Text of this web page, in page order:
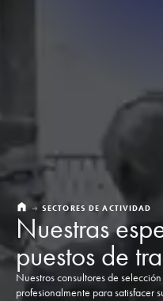
SECTORES DE ACTIVIDAD
Nuestras
puestos de
Nuestros consultores de
profesionalmente para satisfacer